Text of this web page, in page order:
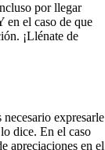
por llegar
en el caso de que
¡Llénate de
expresarle
dice. En el caso
apreciaciones en el